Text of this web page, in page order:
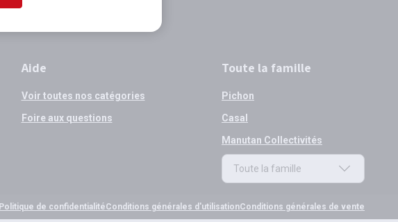
Aide
Voir toutes nos catégories
Foire aux questions
Toute la famille
Pichon
Casal
Manutan Collectivités
Toute la famille
Politique de confidentialitéConditions générales d'utilisationConditions générales de vente